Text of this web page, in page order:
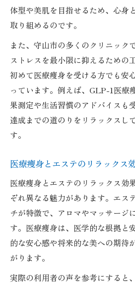
体型や美肌を目指せるため、心身
取り組めるのです。
また、守山市の多くのクリニック
ストレスを最小限に抑えるための
初めて医療痩身を受ける方でも安
っています。例えば、GLP-1医療
果測定や生活習慣のアドバイスも
達成までの道のりをリラックスし
す。
医療痩身とエステのリラックス
医療痩身とエステのリラックス効
ぞれ異なる魅力があります。エス
チが特徴で、アロマやマッサージ
す。医療痩身は、医学的な根拠と
的な安心感や将来的な美への期待
がります。
実際の利用者の声を参考にすると